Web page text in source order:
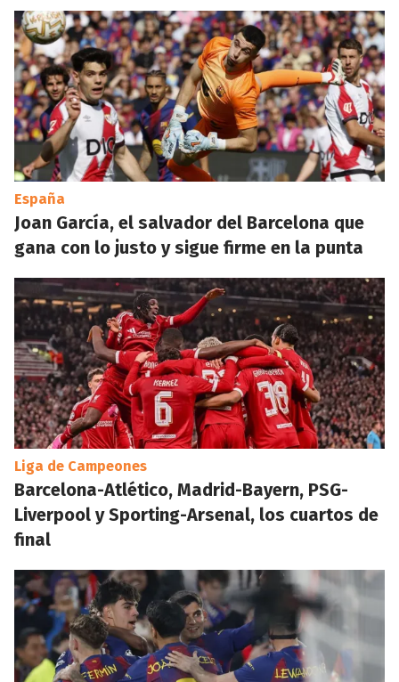
España
Joan García, el salvador del Barcelona que
gana con lo justo y sigue firme en la punta
Liga de Campeones
Barcelona-Atlético, Madrid-Bayern, PSG-
Liverpool y Sporting-Arsenal, los cuartos de
final